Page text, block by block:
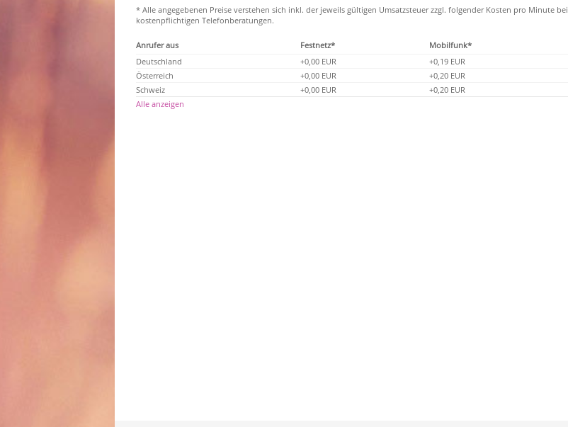
* Alle angegebenen Preise verstehen sich inkl. der jeweils gültigen Umsatzsteuer zzgl. folgender Kosten pro Minute bei
kostenpflichtigen Telefonberatungen.
Anrufer aus Festnetz*
Mobilfunk*
Deutschland
+0,00 EUR
+0,19 EUR
Österreich
+0,00 EUR
+0,20 EUR
Schweiz
+0,00 EUR
+0,20 EUR
Alle anzeigen